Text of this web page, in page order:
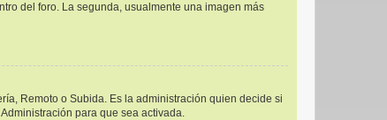
del foro. La segunda, usualmente una imagen más
Remoto o Subida. Es la administración quien decide si
para que sea activada.